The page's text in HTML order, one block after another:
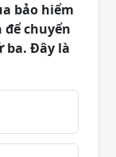
bảo hiểm
chuyển
ba. Đây là